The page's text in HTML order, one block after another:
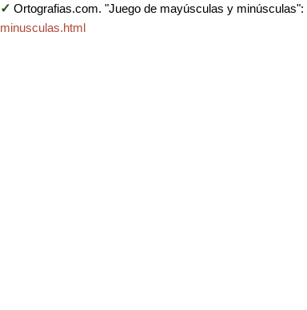
✓ Ortografias.com. "Juego de mayúsculas y minúsculas":
minusculas.html